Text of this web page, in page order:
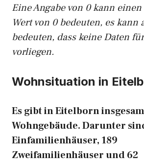
Eine Angabe von 0 kann
Wert von 0 bedeuten, es kann
bedeuten, dass keine Daten
vorliegen.
Wohnsituation in
Es gibt in Eitelborn
Wohngebäude. Darunter
Einfamilienhäuser, 189
Zweifamilienhäuser und 62